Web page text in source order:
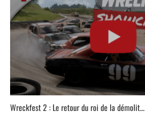
Wreckfest 2 : Le retour du roi de la démolit...